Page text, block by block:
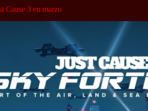
Cause 3 en marzo